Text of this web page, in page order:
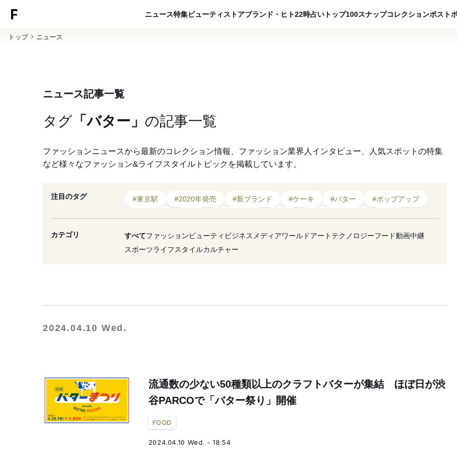
ニュース特集ビューティ ストアブランド・ヒト22時占い トップ100スナップコレクションポスト
トップ ニュース
ニュース記事一覧
タグ 「バター」 の記事一覧
ファッションニュースから最新のコレクション情報、ファッション業界人インタビュー、人気スポットの特集
など様々なファッション&ライフスタイルトピックを掲載しています。
注目のタグ #東京駅 #2020年発売 #新ブランド #ケーキ #バター
#ポップアップ
#スイーツ
#渋谷パルコ #2021年開催 #フード #ベイク
#新店舗
#専門店
#大丸
カテゴリ すべてファッションビューティ ビジネス メディアワールドアート テクノロジーフード動画中継
スポーツライフスタイルカルチャー
2024.04.10 Wed.
流通数の少ない50種類以上のクラフトバターが集結 ほぼ日が渋
谷PARCOで「バター祭り」開催
FOOD
2024.04.10 Wed. - 18:54